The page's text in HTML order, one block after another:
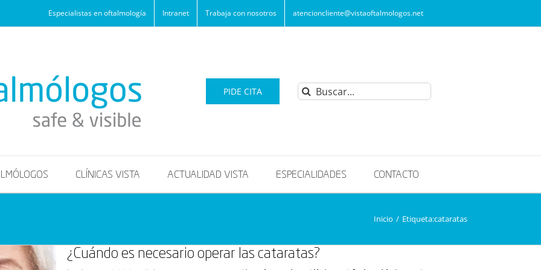
Especialistas en oftalmología Intranet Trabaja con nosotros atencioncliente@vistaoftalmologos.net
PIDE CITA Buscar:
CLÍNICAS VISTA ACTUALIDAD VISTA ESPECIALIDADES CONTACTO
Inicio / Etiqueta:cataratas
¿Cuándo es necesario operar las cataratas?